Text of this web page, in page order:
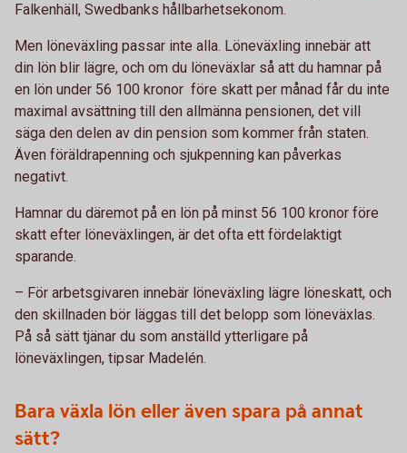
Falkenhäll, Swedbanks hållbarhetsekonom.
Men löneväxling passar inte alla. Löneväxling innebär att
din lön blir lägre, och om du löneväxlar så att du hamnar på
en lön under 56 100 kronor före skatt per månad får du inte
maximal avsättning till den allmänna pensionen, det vill
säga den delen av din pension som kommer från staten.
Även föräldrapenning och sjukpenning kan påverkas
negativt.
Hamnar du däremot på en lön på minst 56 100 kronor före
skatt efter löneväxlingen, är det ofta ett fördelaktigt
sparande.
– För arbetsgivaren innebär löneväxling lägre löneskatt, och
den skillnaden bör läggas till det belopp som löneväxlas.
På så sätt tjänar du som anställd ytterligare på
löneväxlingen, tipsar Madelén.
Bara växla lön eller även spara på annat
sätt?